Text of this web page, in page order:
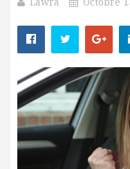
Lawra Octobre